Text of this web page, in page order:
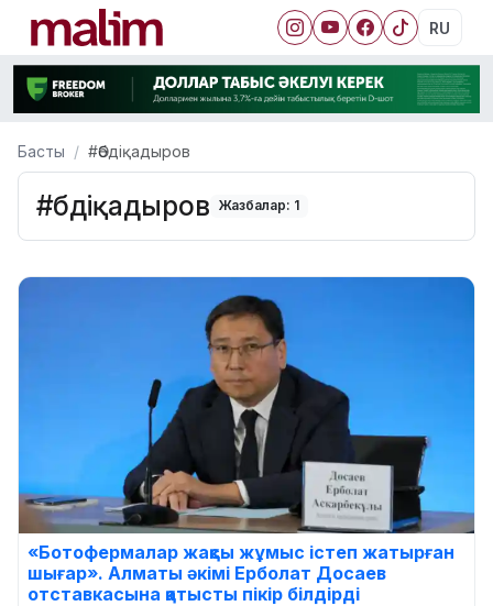
RU
Басты #Әбдіқадыров
#Әбдіқадыров Жазбалар: 1
«Ботофермалар жақсы жұмыс істеп жатырған
шығар». Алматы әкімі Ерболат Досаев
отставкасына қатысты пікір білдірді